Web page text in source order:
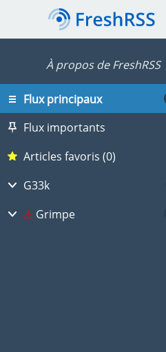
À propos de FreshRSS
Flux principaux
Flux importants
Articles favoris (0)
G33k
FreshRSS.org
Grimpe